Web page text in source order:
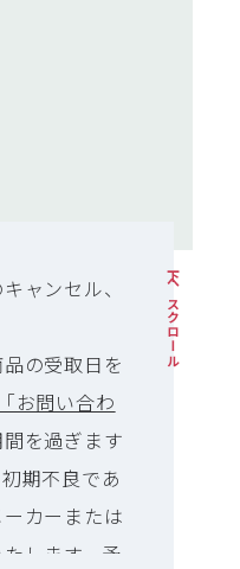
ード含め）：
19/20/25/
）
下へスクロール
ャンセル、
の受取日を
「お問い合わ
を過ぎます
期不良であ
カーまたは
します。予